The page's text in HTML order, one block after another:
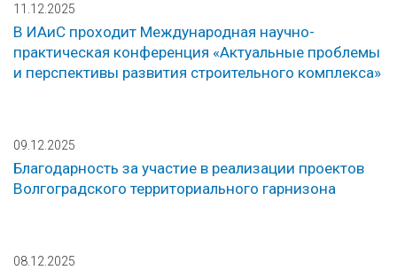
11.12.2025
В ИАиС проходит Международная научно-
практическая конференция «Актуальные проблемы
и перспективы развития строительного комплекса»
09.12.2025
Благодарность за участие в реализации проектов
Волгоградского территориального гарнизона
08.12.2025